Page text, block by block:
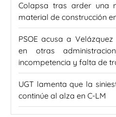
Colapsa tras arder una
material de construcción
PSOE acusa a
en otras
incompetencia y falta de
UGT lamenta que la
continúe al alza en C-LM